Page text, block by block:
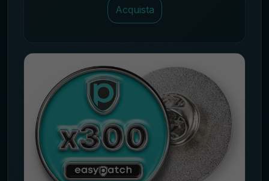
Acquista